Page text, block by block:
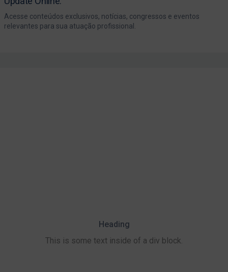
Acesse conteúdos exclusivos, notícias, congressos e eventos
relevantes para sua atuação profissional.
Heading
This is some text inside of a div block.